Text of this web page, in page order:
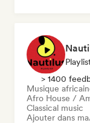
> 1400
Musique
Afro House /
Classical music
Ajouter dans